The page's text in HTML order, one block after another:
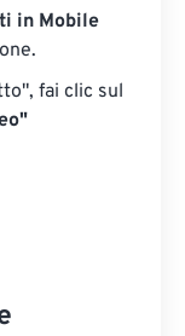
in Mobile
fai clic sul